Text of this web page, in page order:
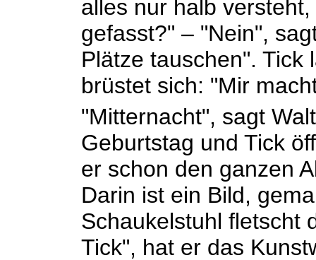
alles nur halb
gefasst?" – "Nein",
Plätze tauschen". Tick
brüstet sich: "Mir
"Mitternacht", sagt
Geburtstag und Tick
er schon den ganzen
Darin ist ein Bild,
Schaukelstuhl fletscht
Tick", hat er das